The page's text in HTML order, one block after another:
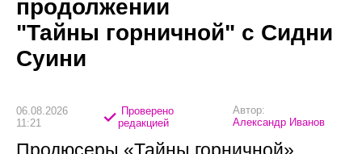
продолжении
"Тайны горничной" с Сидни
Суини
06.08.2026
11:21
Проверено
редакцией
Автор:
Александр Иванов
Продюсеры «Тайны горничной»